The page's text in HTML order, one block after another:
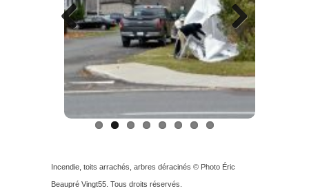
Previous Next
Incendie, toits arrachés, arbres déracinés © Photo Éric
Beaupré Vingt55. Tous droits réservés.